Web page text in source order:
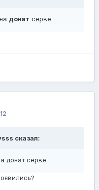
донат серве
сказал:
донат серве